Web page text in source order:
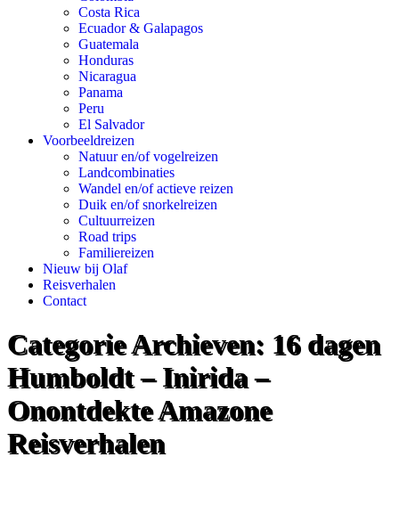
Costa Rica
Ecuador & Galapagos
Guatemala
Honduras
Nicaragua
Panama
Peru
El Salvador
Voorbeeldreizen
Natuur en/of vogelreizen
Landcombinaties
Wandel en/of actieve reizen
Duik en/of snorkelreizen
Cultuurreizen
Road trips
Familiereizen
Nieuw bij Olaf
Reisverhalen
Contact
Categorie Archieven: 16 dagen
Humboldt – Inirida –
Onontdekte Amazone
Reisverhalen